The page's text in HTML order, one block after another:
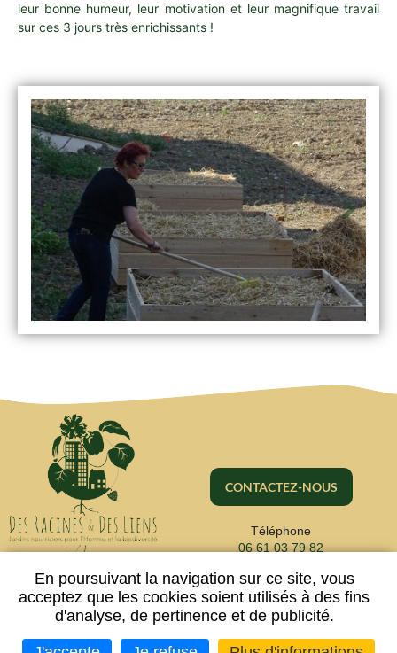
leur bonne humeur, leur motivation et leur magnifique travail
sur ces 3 jours très enrichissants !
CONTACTEZ-NOUS
Téléphone
06 61 03 79 82
Mentions légales Plan du site
Données personnelles Imaginé parNeftis - CMS : Flexit
En poursuivant la navigation sur ce site, vous
acceptez que les cookies soient utilisés à des fins
d'analyse, de pertinence et de publicité.